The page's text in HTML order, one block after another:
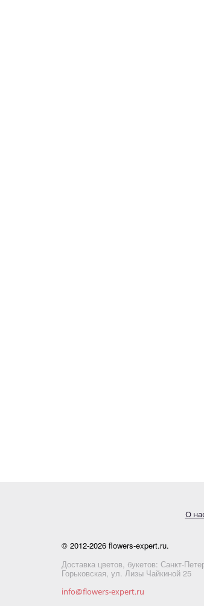
О
© 2012-2026 flowers-expert.ru.
Доставка цветов, букетов: Санкт-
Горьковская, ул. Лизы Чайкиной 25
info@flowers-expert.ru